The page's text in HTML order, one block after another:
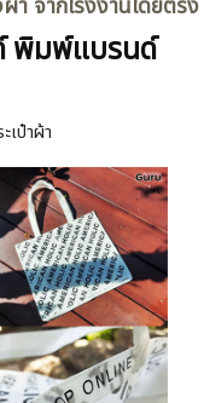
พิมพ์แบรนด์
เป๋าผ้า